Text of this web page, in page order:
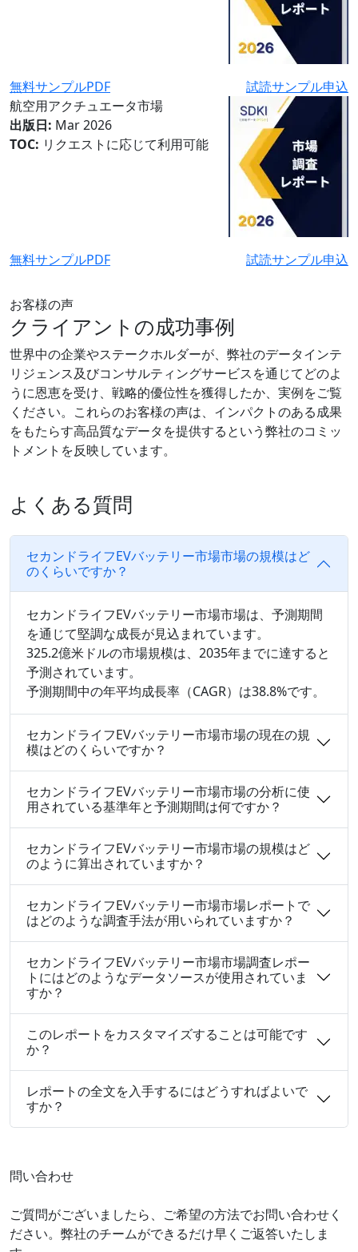
無料サンプルPDF
試読サンプル申込
航空用アクチュエータ市場
出版日: Mar 2026
TOC: リクエストに応じて利用可能
無料サンプルPDF 試読サンプル申込
お客様の声
クライアントの成功事例
世界中の企業やステークホルダーが、弊社のデータインテ
リジェンス及びコンサルティングサービスを通じてどのよ
うに恩恵を受け、戦略的優位性を獲得したか、実例をご覧
ください。これらのお客様の声は、インパクトのある成果
をもたらす高品質なデータを提供するという弊社のコミッ
トメントを反映しています。
よくある質問
セカンドライフEVバッテリー市場市場の規模はど
のくらいですか？
セカンドライフEVバッテリー市場市場は、予測期間
を通じて堅調な成長が見込まれています。
325.2億米ドルの市場規模は、2035年までに達すると
予測されています。
予測期間中の年平均成長率（CAGR）は38.8%です。
セカンドライフEVバッテリー市場市場の現在の規
模はどのくらいですか？
セカンドライフEVバッテリー市場市場の分析に使
用されている基準年と予測期間は何ですか？
セカンドライフEVバッテリー市場市場の規模はど
のように算出されていますか？
セカンドライフEVバッテリー市場市場レポートで
はどのような調査手法が用いられていますか？
セカンドライフEVバッテリー市場市場調査レポー
トにはどのようなデータソースが使用されていま
すか？
このレポートをカスタマイズすることは可能です
か？
レポートの全文を入手するにはどうすればよいで
すか？
問い合わせ
ご質問がございましたら、ご希望の方法でお問い合わせく
ださい。弊社のチームができるだけ早くご返答いたしま